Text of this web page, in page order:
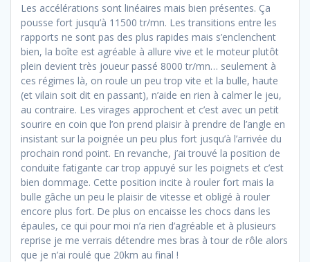
Les accélérations sont linéaires mais bien présentes. Ça
pousse fort jusqu’à 11500 tr/mn. Les transitions entre les
rapports ne sont pas des plus rapides mais s’enclenchent
bien, la boîte est agréable à allure vive et le moteur plutôt
plein devient très joueur passé 8000 tr/mn… seulement à
ces régimes là, on roule un peu trop vite et la bulle, haute
(et vilain soit dit en passant), n’aide en rien à calmer le jeu,
au contraire. Les virages approchent et c’est avec un petit
sourire en coin que l’on prend plaisir à prendre de l’angle en
insistant sur la poignée un peu plus fort jusqu’à l’arrivée du
prochain rond point. En revanche, j’ai trouvé la position de
conduite fatigante car trop appuyé sur les poignets et c’est
bien dommage. Cette position incite à rouler fort mais la
bulle gâche un peu le plaisir de vitesse et obligé à rouler
encore plus fort. De plus on encaisse les chocs dans les
épaules, ce qui pour moi n’a rien d’agréable et à plusieurs
reprise je me verrais détendre mes bras à tour de rôle alors
que je n’ai roulé que 20km au final !